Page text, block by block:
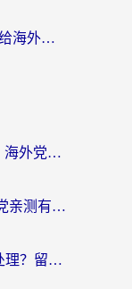
欧洲怎么玩新诛仙不卡顿？一份给海外游子的国服游戏畅玩指南
优酷手机app地域限制怎么解除？海外党亲测有效的追剧方案
全民K歌国外如何听原唱？海外党亲测有效的回国加速器选择指南
在海外如果使用交管12123怎么处理？留学生亲测有效的回国加速方案